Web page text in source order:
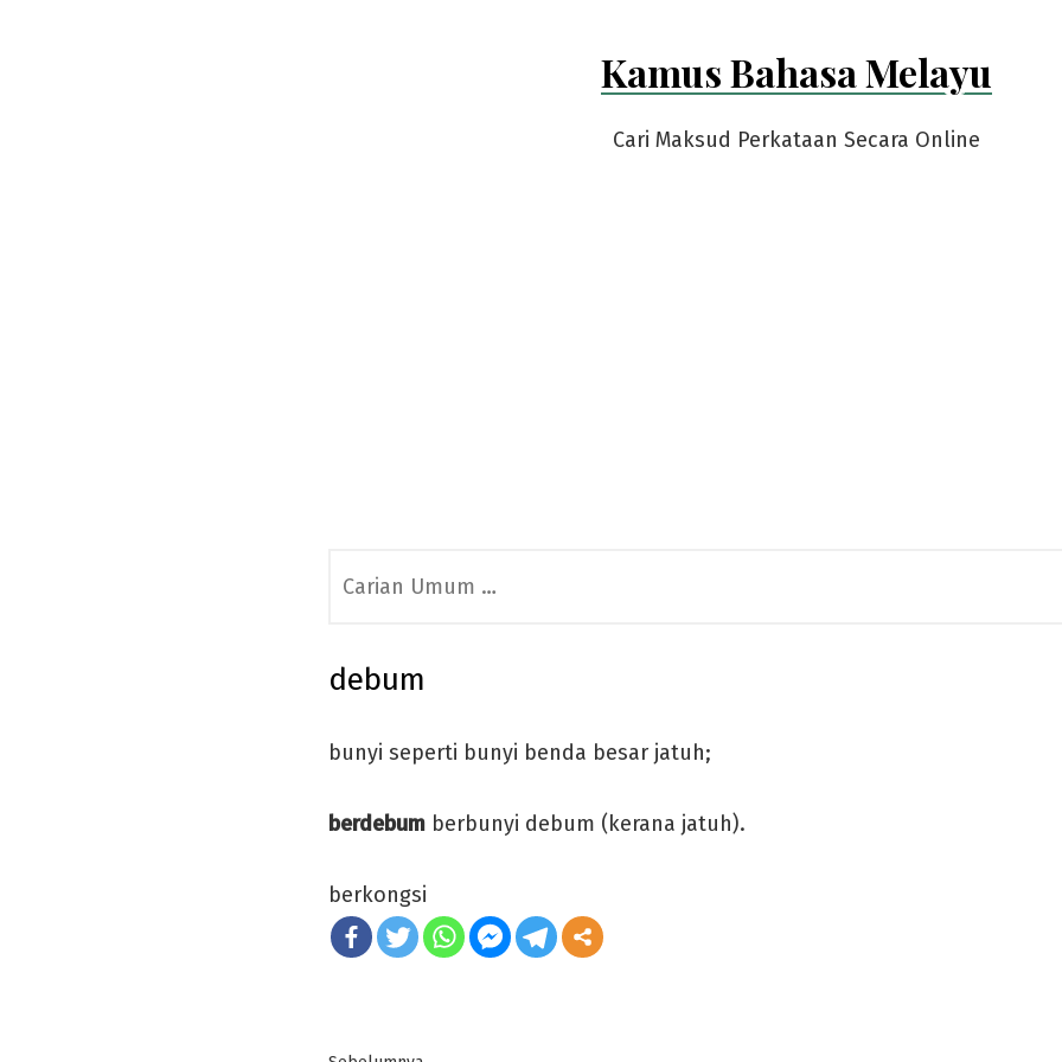
Kamus Bahasa Melayu
Cari Maksud Perkataan Secara Online
for:
debum
bunyi seperti bunyi benda besar jatuh;
berdebum berbunyi debum (kerana jatuh).
berkongsi